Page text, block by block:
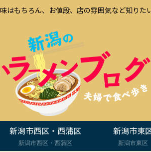
はもちろん、お値段、店の雰囲気など知りた
新潟市西区・西蒲区
新潟市西区・西蒲区
新潟市東
新潟市東区